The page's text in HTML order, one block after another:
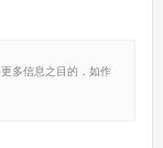
多信息之目的，如作